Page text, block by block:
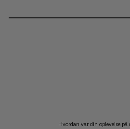
Hvordan var din oplevelse på